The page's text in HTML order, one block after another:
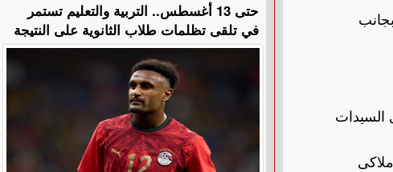
السيدات
ملاكى
حتى 13 أغسطس.. التربية والتعليم تستمر
في تلقى تظلمات طلاب الثانوية على النتيجة